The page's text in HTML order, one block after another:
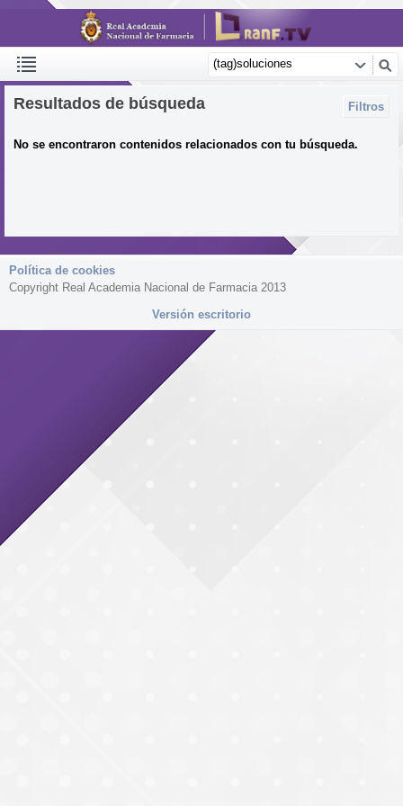
Filtros
Resultados de búsqueda
No se encontraron contenidos relacionados con tu búsqueda.
Política de cookies
Copyright Real Academia Nacional de Farmacia 2013
Versión escritorio